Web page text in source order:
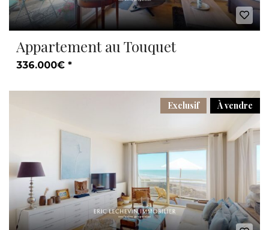
Appartement au Touquet
336.000€ *
À vendre
Exclusif